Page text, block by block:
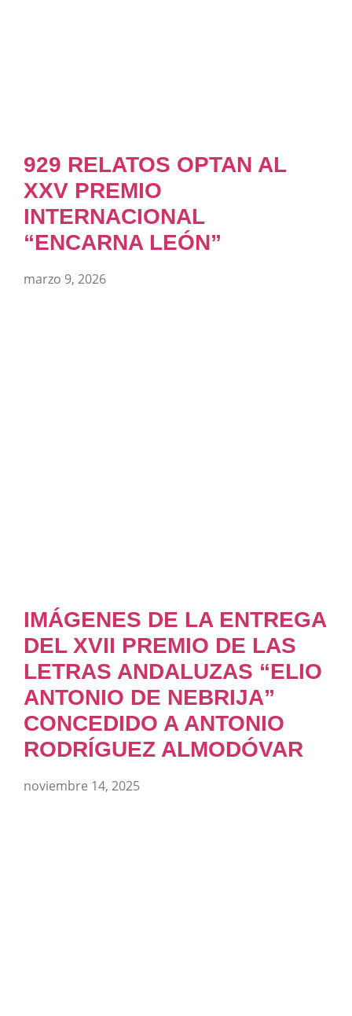
929 RELATOS OPTAN AL
XXV PREMIO
INTERNACIONAL
“ENCARNA LEÓN”
marzo 9, 2026
IMÁGENES DE LA ENTREGA
DEL XVII PREMIO DE LAS
LETRAS ANDALUZAS “ELIO
ANTONIO DE NEBRIJA”
CONCEDIDO A ANTONIO
RODRÍGUEZ ALMODÓVAR
noviembre 14, 2025